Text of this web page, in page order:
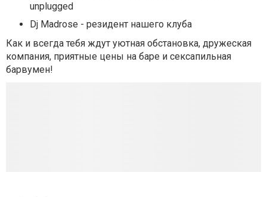
unplugged
Dj Madrose - резидент нашего клуба
Как и всегда тебя ждут уютная обстановка, дружеская
компания, приятные цены на баре и сексапильная
барвумен!